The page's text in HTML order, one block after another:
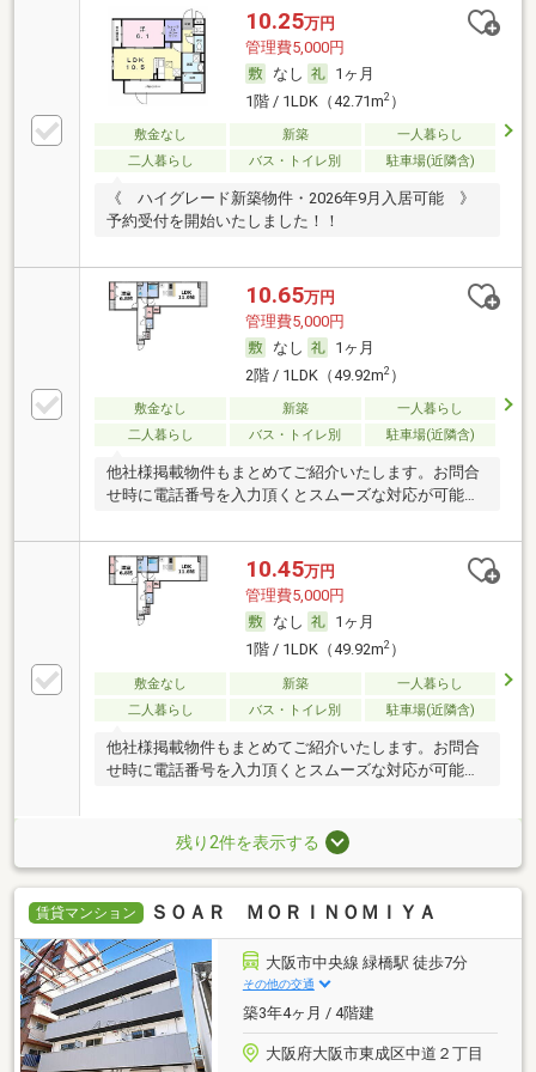
10.25万円
管理費5,000円
なし
1ヶ月
1階 / 1LDK（42.71m2）
敷金なし 新築
一人暮らし
二人暮らし
バス・トイレ別 駐車場(近隣含)
《 ハイグレード新築物件・2026年9月入居可能 》
予約受付を開始いたしました！！
10.65万円
管理費5,000円
なし
1ヶ月
2階 / 1LDK（49.92m2）
敷金なし 新築
一人暮らし
二人暮らし
バス・トイレ別 駐車場(近隣含)
他社様掲載物件もまとめてご紹介いたします。お問合
せ時に電話番号を入力頂くとスムーズな対応が可能で
10.45万円
管理費5,000円
なし
1ヶ月
1階 / 1LDK（49.92m2）
敷金なし 新築
一人暮らし
二人暮らし
バス・トイレ別 駐車場(近隣含)
他社様掲載物件もまとめてご紹介いたします。お問合
せ時に電話番号を入力頂くとスムーズな対応が可能で
残り2件を表示する
賃貸マンション ＳＯＡＲ ＭＯＲＩＮＯＭＩＹＡ
大阪市中央線 緑橋駅 徒歩7分
その他の交通
築3年4ヶ月 / 4階建
大阪府大阪市東成区中道２丁目